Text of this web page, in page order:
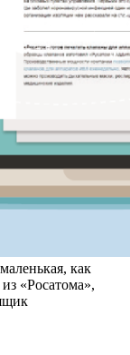
как
«Росатома»,